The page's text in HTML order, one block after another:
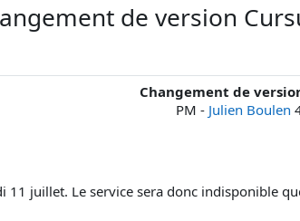
de version
Changement de
- Julien Boulen
11 juillet. Le service sera donc indisponible